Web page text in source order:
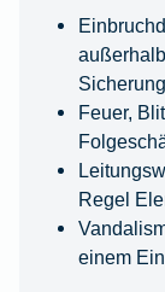
Feuer,
Regel
einem